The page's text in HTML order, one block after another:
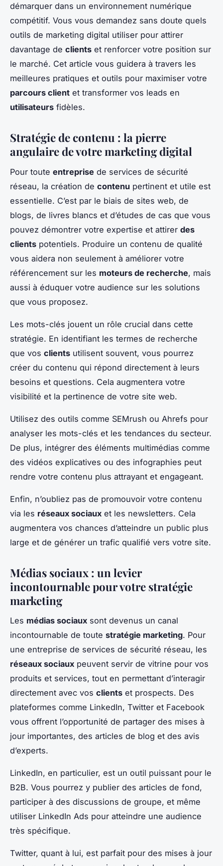
démarquer dans un environnement numérique
compétitif. Vous vous demandez sans doute quels
outils de marketing digital utiliser pour attirer
davantage de clients et renforcer votre position sur
le marché. Cet article vous guidera à travers les
meilleures pratiques et outils pour maximiser votre
parcours client et transformer vos leads en
utilisateurs fidèles.
Stratégie de contenu : la pierre
angulaire de votre marketing digital
Pour toute entreprise de services de sécurité
réseau, la création de contenu pertinent et utile est
essentielle. C’est par le biais de sites web, de
blogs, de livres blancs et d’études de cas que vous
pouvez démontrer votre expertise et attirer des
clients potentiels. Produire un contenu de qualité
vous aidera non seulement à améliorer votre
référencement sur les moteurs de recherche, mais
aussi à éduquer votre audience sur les solutions
que vous proposez.
Les mots-clés jouent un rôle crucial dans cette
stratégie. En identifiant les termes de recherche
que vos clients utilisent souvent, vous pourrez
créer du contenu qui répond directement à leurs
besoins et questions. Cela augmentera votre
visibilité et la pertinence de votre site web.
Utilisez des outils comme SEMrush ou Ahrefs pour
analyser les mots-clés et les tendances du secteur.
De plus, intégrer des éléments multimédias comme
des vidéos explicatives ou des infographies peut
rendre votre contenu plus attrayant et engageant.
Enfin, n’oubliez pas de promouvoir votre contenu
via les réseaux sociaux et les newsletters. Cela
augmentera vos chances d’atteindre un public plus
large et de générer un trafic qualifié vers votre site.
Médias sociaux : un levier
incontournable pour votre stratégie
marketing
Les médias sociaux sont devenus un canal
incontournable de toute stratégie marketing. Pour
une entreprise de services de sécurité réseau, les
réseaux sociaux peuvent servir de vitrine pour vos
produits et services, tout en permettant d’interagir
directement avec vos clients et prospects. Des
plateformes comme LinkedIn, Twitter et Facebook
vous offrent l’opportunité de partager des mises à
jour importantes, des articles de blog et des avis
d’experts.
LinkedIn, en particulier, est un outil puissant pour le
B2B. Vous pourrez y publier des articles de fond,
participer à des discussions de groupe, et même
utiliser LinkedIn Ads pour atteindre une audience
très spécifique.
Twitter, quant à lui, est parfait pour des mises à jour